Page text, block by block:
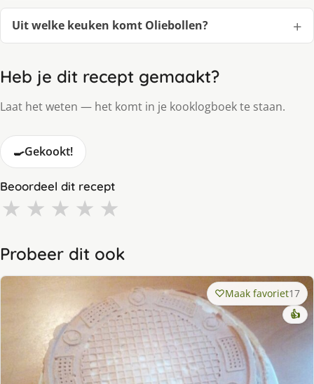
Uit welke keuken komt Oliebollen?
Heb je dit recept gemaakt?
Laat het weten — het komt in je kooklogboek te staan.
🍳Gekookt!
Beoordeel dit recept
★ ★ ★ ★ ★
Probeer dit ook
Maak favoriet17
👍